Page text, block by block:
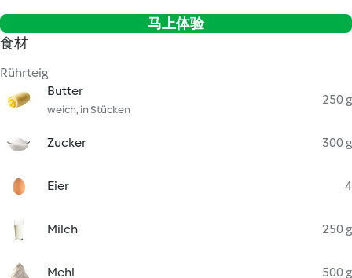
马上体验
食材
Rührteig
Butter
weich, in Stücken
250 g
Zucker 300 g
Eier 4
Milch 250 g
Mehl 500 g